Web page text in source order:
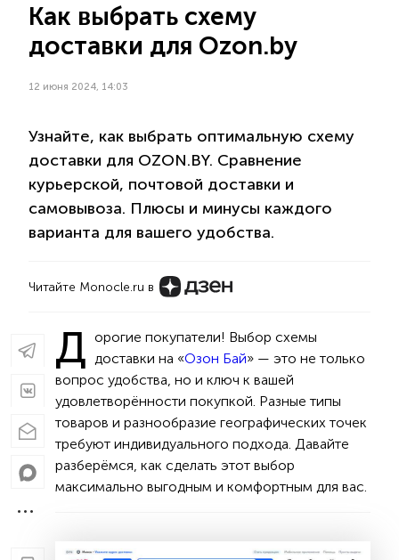
Как выбрать схему
доставки для Ozon.by
12 июня 2024, 14:03
Узнайте, как выбрать оптимальную схему
доставки для OZON.BY. Сравнение
курьерской, почтовой доставки и
самовывоза. Плюсы и минусы каждого
варианта для вашего удобства.
Читайте Monocle.ru в
Д орогие покупатели! Выбор схемы
доставки на «Озон Бай» — это не только
вопрос удобства, но и ключ к вашей
удовлетворённости покупкой. Разные типы
товаров и разнообразие географических точек
требуют индивидуального подхода. Давайте
разберёмся, как сделать этот выбор
максимально выгодным и комфортным для вас.